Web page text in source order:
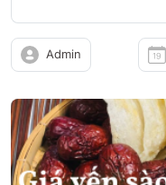
Admin